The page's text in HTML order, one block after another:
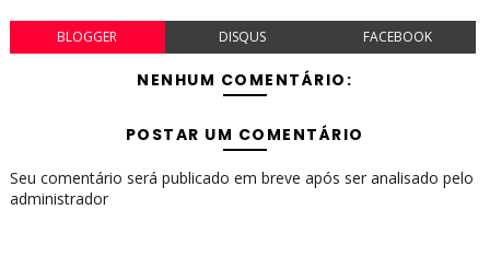
BLOGGER DISQUS FACEBOOK
NENHUM COMENTÁRIO:
POSTAR UM COMENTÁRIO
Seu comentário será publicado em breve após ser analisado pelo
administrador